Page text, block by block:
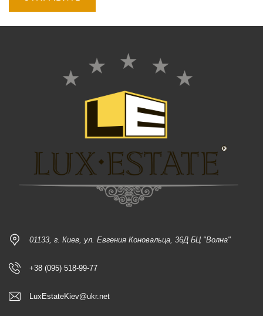
01133, г. Киев, ул. Евгения Коновальца, 36Д БЦ "Волна"
+38 (095) 518-99-77
LuxEstateKiev@ukr.net